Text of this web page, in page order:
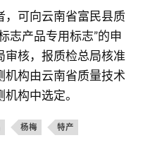
，可向云南省富民县质
志产品专用标志”的申
审核，报质检总局核准
机构由云南省质量技术
构中选定。
杨梅 特产